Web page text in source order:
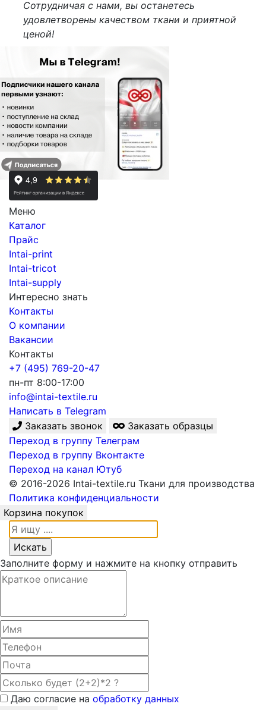
Сотрудничая с нами, вы останетесь
удовлетворены качеством ткани и приятной
ценой!
Меню
Каталог
Прайс
Intai-print
Intai-tricot
Intai-supply
Интересно знать
Контакты
О компании
Вакансии
Контакты
+7 (495) 769-20-47
пн-пт 8:00-17:00
info@intai-textile.ru
Написать в Telegram
Заказать звонок
Заказать образцы
Переход в группу Телеграм
Переход в группу Вконтакте
Переход на канал Ютуб
© 2016-2026 Intai-textile.ru Ткани для производства
Политика конфиденциальности
Корзина покупок
Заполните форму и нажмите на кнопку отправить
Даю согласие на обработку данных